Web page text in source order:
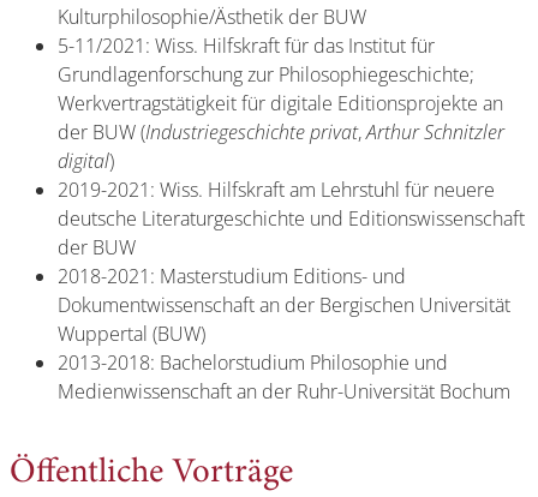
Kulturphilosophie/Ästhetik der BUW
5-11/2021: Wiss. Hilfskraft für das Institut für
Grundlagenforschung zur Philosophiegeschichte;
Werkvertragstätigkeit für digitale Editionsprojekte an
der BUW (Industriegeschichte privat,Arthur Schnitzler
digital)
2019-2021: Wiss. Hilfskraft am Lehrstuhl für neuere
deutsche Literaturgeschichte und Editionswissenschaft
der BUW
2018-2021: Masterstudium Editions- und
Dokumentwissenschaft an der Bergischen Universität
Wuppertal (BUW)
2013-2018: Bachelorstudium Philosophie und
Medienwissenschaft an der Ruhr-Universität Bochum
Öffentliche Vorträge